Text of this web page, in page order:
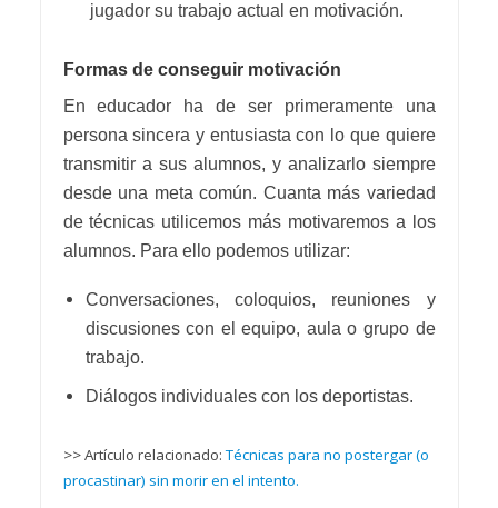
jugador su trabajo actual en motivación.
Formas de conseguir motivación
En educador ha de ser primeramente una
persona sincera y entusiasta con lo que quiere
transmitir a sus alumnos, y analizarlo siempre
desde una meta común. Cuanta más variedad
de técnicas utilicemos más motivaremos a los
alumnos. Para ello podemos utilizar:
Conversaciones, coloquios, reuniones y
discusiones con el equipo, aula o grupo de
trabajo.
Diálogos individuales con los deportistas.
>> Artículo relacionado:Técnicas para no postergar (o
procastinar) sin morir en el intento.